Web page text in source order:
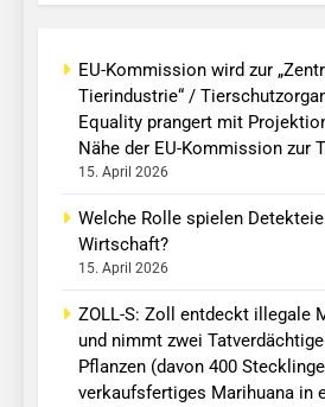
EU-Kommission wird zur
Tierindustrie“ /
Equality prangert mit
Nähe der EU-Kommission zur
15. April 2026
Welche Rolle spielen
Wirtschaft?
15. April 2026
ZOLL-S: Zoll entdeckt illegale
und nimmt zwei
Pflanzen (davon 400
verkaufsfertiges Marihuana in